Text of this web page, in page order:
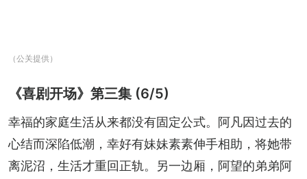
（公关提供）
《喜剧开场》第三集 (6/5)
幸福的家庭生活从来都没有固定公式。阿凡因过去的
心结而深陷低潮，幸好有妹妹素素伸手相助，将她带
离泥沼，生活才重回正轨。另一边厢，阿望的弟弟阿